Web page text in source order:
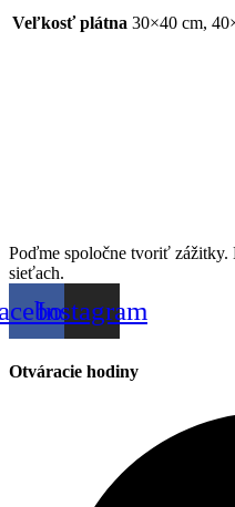
Veľkosť plátna 30×40 cm,
Poďme spoločne tvoriť zážitky.
sieťach.
Instagram
Otváracie hodiny